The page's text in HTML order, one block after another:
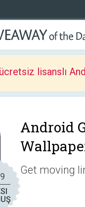
ücretsiz lisanslı
Android
Get moving